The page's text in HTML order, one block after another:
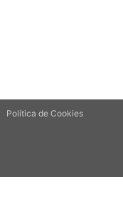
Política de Cookies